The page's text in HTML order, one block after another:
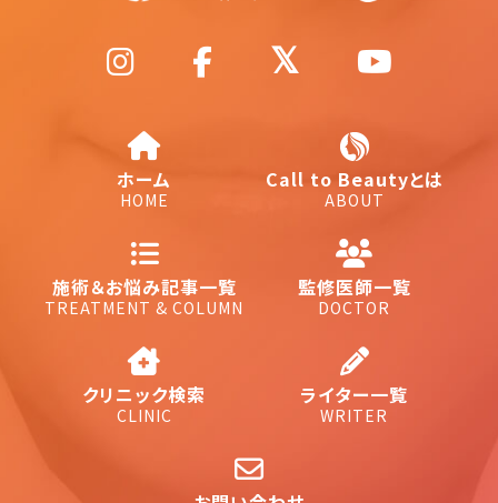
ホーム
HOME
Call to Beautyとは
ABOUT
施術＆お悩み記事一覧
TREATMENT & COLUMN
監修医師一覧
DOCTOR
クリニック検索
CLINIC
ライター一覧
WRITER